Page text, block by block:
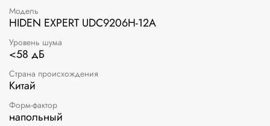
Модель
HIDEN EXPERT UDC9206H-12A
Уровень шума
<58 дБ
Страна происхождения
Китай
Форм-фактор
напольный